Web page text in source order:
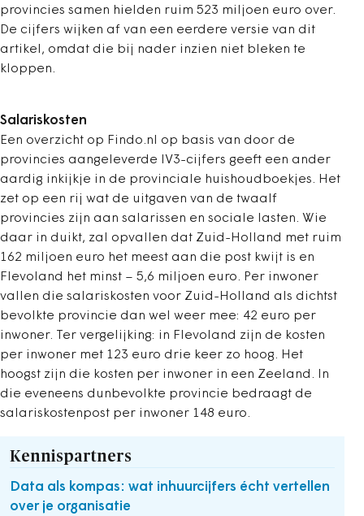
provincies samen hielden ruim 523 miljoen euro over.
De cijfers wijken af van een eerdere versie van dit
artikel, omdat die bij nader inzien niet bleken te
kloppen.
Salariskosten
Een overzicht op Findo.nl op basis van door de
provincies aangeleverde IV3-cijfers geeft een ander
aardig inkijkje in de provinciale huishoudboekjes. Het
zet op een rij wat de uitgaven van de twaalf
provincies zijn aan salarissen en sociale lasten. Wie
daar in duikt, zal opvallen dat Zuid-Holland met ruim
162 miljoen euro het meest aan die post kwijt is en
Flevoland het minst – 5,6 miljoen euro. Per inwoner
vallen die salariskosten voor Zuid-Holland als dichtst
bevolkte provincie dan wel weer mee: 42 euro per
inwoner. Ter vergelijking: in Flevoland zijn de kosten
per inwoner met 123 euro drie keer zo hoog. Het
hoogst zijn die kosten per inwoner in een Zeeland. In
die eveneens dunbevolkte provincie bedraagt de
salariskostenpost per inwoner 148 euro.
Kennispartners
Data als kompas: wat inhuurcijfers écht vertellen
over je organisatie